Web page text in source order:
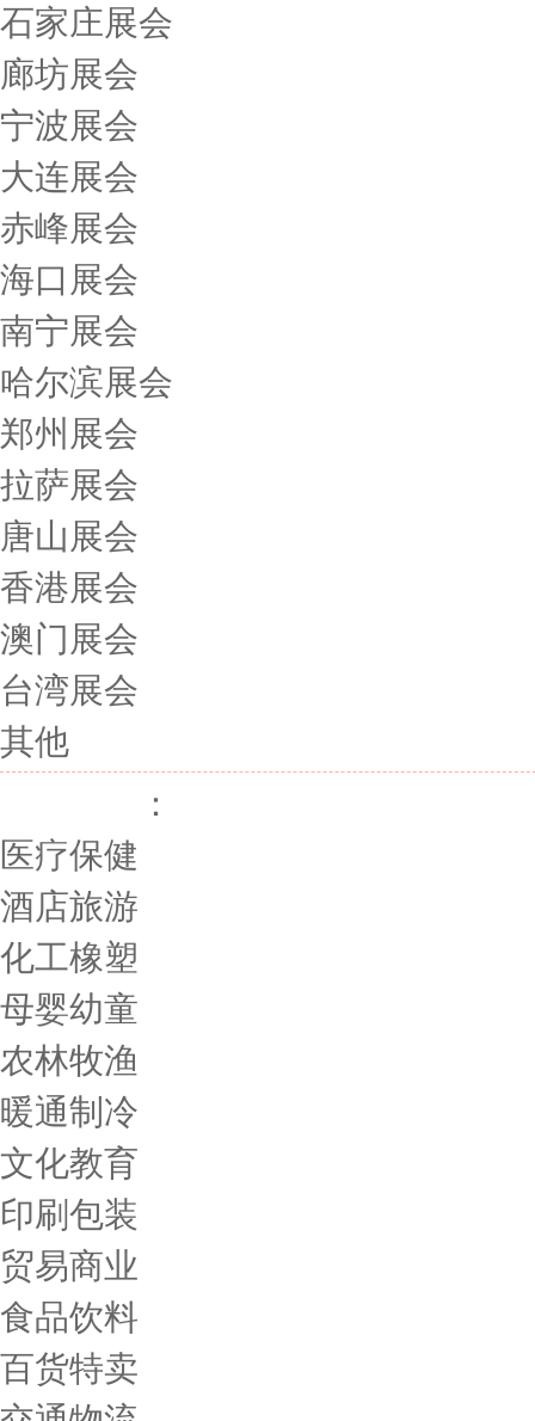
石家庄展会
廊坊展会
宁波展会
大连展会
赤峰展会
海口展会
南宁展会
哈尔滨展会
郑州展会
拉萨展会
唐山展会
香港展会
澳门展会
台湾展会
其他
：
医疗保健
酒店旅游
化工橡塑
母婴幼童
农林牧渔
暖通制冷
文化教育
印刷包装
贸易商业
食品饮料
百货特卖